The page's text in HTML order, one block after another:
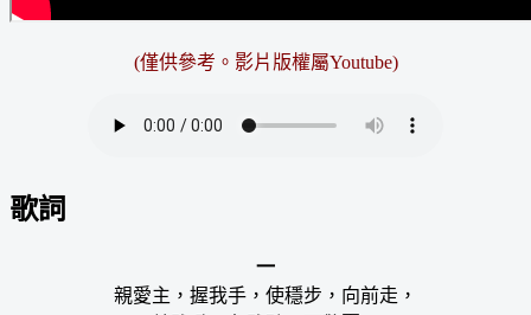
(僅供參考。影片版權屬Youtube)
歌詞
一
親愛主，握我手，使穩步，向前走，